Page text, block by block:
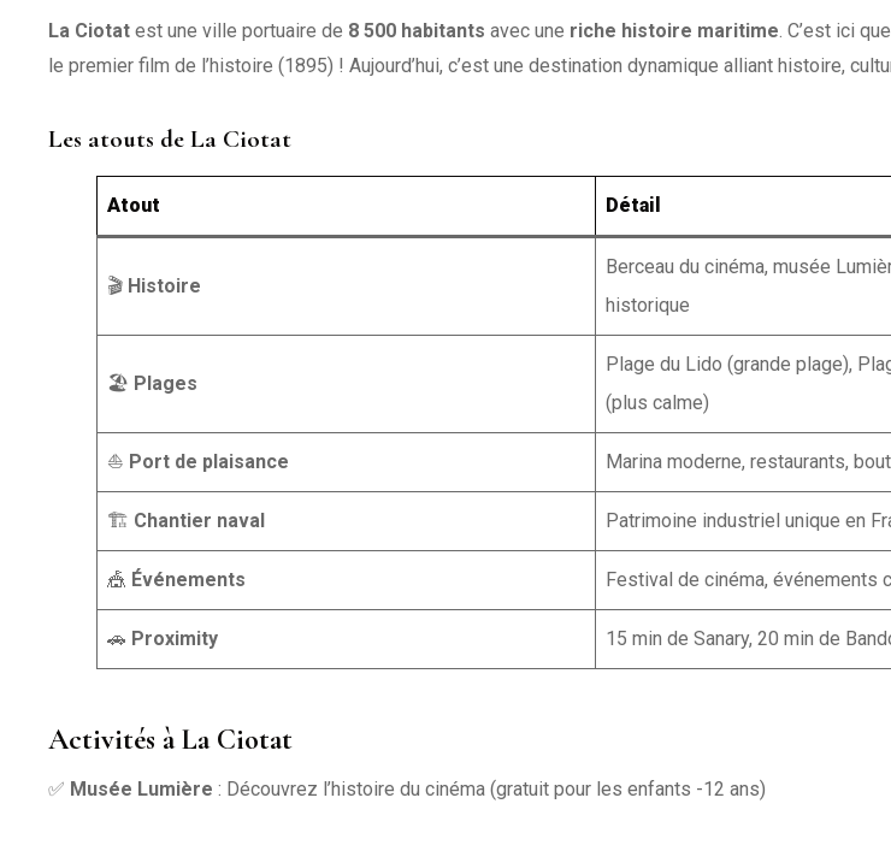
La Ciotat est une ville portuaire de 8 500 habitants avec une riche histoire maritime . C’est ici
le premier film de l’histoire (1895) ! Aujourd’hui, c’est une destination dynamique alliant histoire,
Les atouts de La Ciotat
Atout Détail
🎬 Histoire
Berceau du cinéma, musée
historique
🏖️ Plages
Plage du Lido (grande plage),
(plus calme)
⛵ Port de plaisance Marina moderne, restaurants,
🏗️ Chantier naval Patrimoine industriel unique en
🎪 Événements Festival de cinéma, événements
🚗 Proximity 15 min de Sanary, 20 min de
Activités à La Ciotat
✅ Musée Lumière : Découvrez l’histoire du cinéma (gratuit pour les enfants -12 ans)